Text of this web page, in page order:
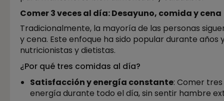
Comer 3 veces al día: Desayuno, comida y cena
Tradicionalmente, la mayoría de las personas
y cena. Este enfoque ha sido popular durante
nutricionistas y dietistas.
¿Por qué tres comidas al día?
Satisfacción y energía constante: Comer
energía durante todo el día, sin sentir hambre